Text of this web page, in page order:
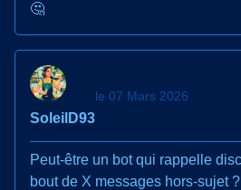
🤔
SoleilD93
le 07 Mars 2026
Peut-être un bot qui rappelle
bout de X messages hors-sujet